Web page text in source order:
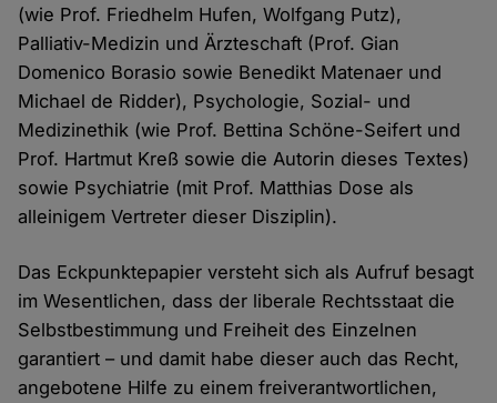
(wie Prof. Friedhelm Hufen, Wolfgang Putz),
Palliativ-Medizin und Ärzteschaft (Prof. Gian
Domenico Borasio sowie Benedikt Matenaer und
Michael de Ridder), Psychologie, Sozial- und
Medizinethik (wie Prof. Bettina Schöne-Seifert und
Prof. Hartmut Kreß sowie die Autorin dieses Textes)
sowie Psychiatrie (mit Prof. Matthias Dose als
alleinigem Vertreter dieser Disziplin).
Das Eckpunktepapier versteht sich als Aufruf besagt
im Wesentlichen, dass der liberale Rechtsstaat die
Selbstbestimmung und Freiheit des Einzelnen
garantiert – und damit habe dieser auch das Recht,
angebotene Hilfe zu einem freiverantwortlichen,